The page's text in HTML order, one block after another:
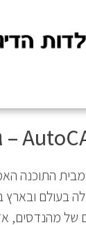
בעולם
של מהנדסים,